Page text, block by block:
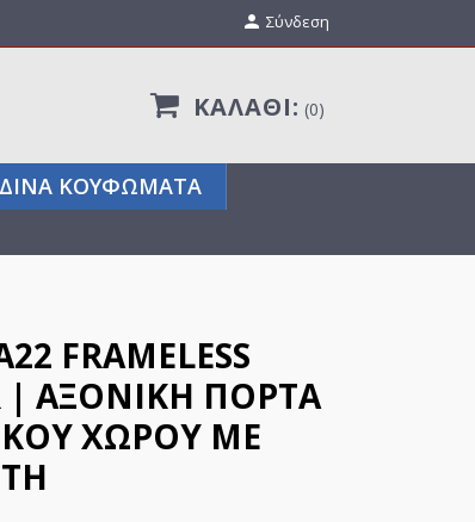
 Σύνδεση
ΚΑΛΆΘΙ: 0
ΚΟΥΦΏΜΑΤΑ
FRAMELESS
| ΑΞΟΝΙΚΉ ΠΌΡΤΑ
ΧΏΡΟΥ ΜΕ